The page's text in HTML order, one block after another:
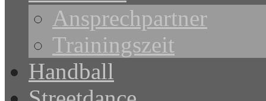
Ansprechpartner
Trainingszeit
Handball